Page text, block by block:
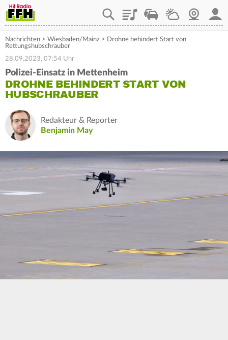
PlaylistStaupilotWetterWebcam
Nachrichten > Wiesbaden/Mainz > Drohne behindert Start von
Rettungshubschrauber
28.09.2023, 07:54 Uhr
Polizei-Einsatz in Mettenheim
DROHNE BEHINDERT START VON
HUBSCHRAUBER
Redakteur & Reporter
Benjamin May